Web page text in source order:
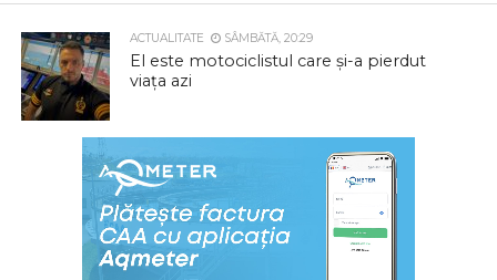
ACTUALITATE SÂMBĂTĂ, 20:29
El este motociclistul care și-a pierdut
viața azi